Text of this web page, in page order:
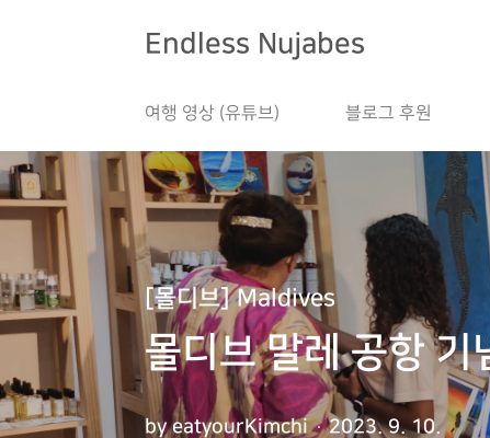
Endless Nujabes
여행 영상 (유튜브) 블로그 후원
[몰디브] Maldives
몰디브 말레 공항 기
by eatyourKimchi 2023. 9. 10.